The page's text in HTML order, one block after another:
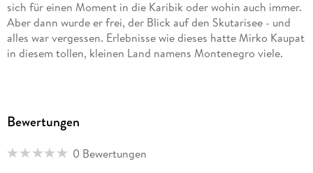
sich für einen Moment in die Karibik oder wohin auch immer.
Aber dann wurde er frei, der Blick auf den Skutarisee - und
alles war vergessen. Erlebnisse wie dieses hatte Mirko Kaupat
in diesem tollen, kleinen Land namens Montenegro viele.
Bewertungen
0 Bewertungen